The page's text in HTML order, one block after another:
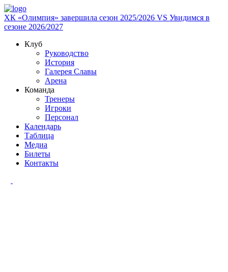
ХК «Олимпия» завершила сезон 2025/2026 VS Увидимся в
сезоне 2026/2027
Клуб
Руководство
История
Галерея Славы
Арена
Команда
Тренеры
Игроки
Персонал
Календарь
Таблица
Медиа
Билеты
Контакты